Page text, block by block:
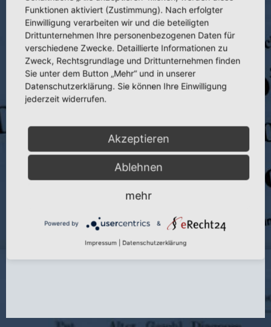
Konservative und operative Therapie der hämophilen Arthropathie
Publikation: Dtsch. Ges. Wes. 35 (1980)
Seite:1–4
Autoren:J. Hellinger und U. Manitz
Jahr:1980
Funktionen aktiviert (Zustimmung). Nach erfolgter
Einwilligung verarbeiten wir und die beteiligten
Drittunternehmen Ihre personenbezogenen Daten für
verschiedene Zwecke. Detaillierte Informationen zu
Zweck, Rechtsgrundlage und Drittunternehmen finden
Sie unter dem Button „Mehr“ und in unserer
Datenschutzerklärung. Sie können Ihre Einwilligung
jederzeit widerrufen.
Akzeptieren
Ablehnen
mehr
Powered by &
Impressum Datenschutzerklärung